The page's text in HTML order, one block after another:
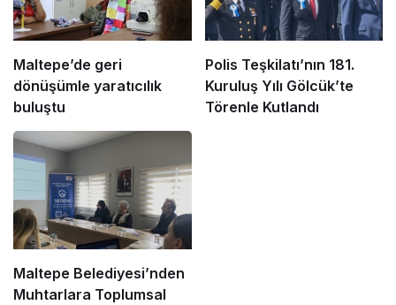
Maltepe’de geri
dönüşümle yaratıcılık
buluştu
Polis Teşkilatı’nın 181.
Kuruluş Yılı Gölcük’te
Törenle Kutlandı
Maltepe Belediyesi’nden
Muhtarlara Toplumsal